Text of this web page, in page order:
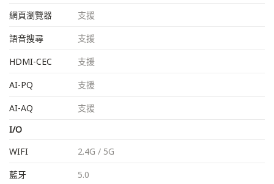
網頁瀏覽器
支援
語音搜尋
支援
HDMI-CEC
支援
AI-PQ
支援
AI-AQ
支援
I/O
WIFI
2.4G / 5G
藍牙
5.0